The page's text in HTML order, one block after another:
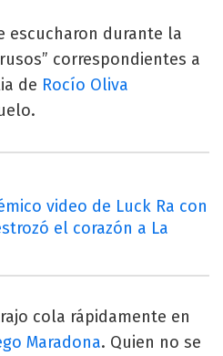
escucharon durante la
correspondientes a
de Rocío Oliva
video de Luck Ra con
el corazón a La
cola rápidamente en
Maradona. Quien no se